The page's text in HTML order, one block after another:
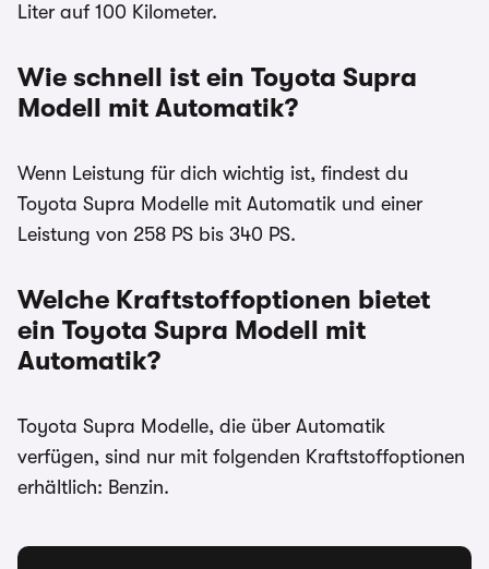
Liter auf 100 Kilometer.
Wie schnell ist ein Toyota Supra
Modell mit Automatik?
Wenn Leistung für dich wichtig ist, findest du
Toyota Supra Modelle mit Automatik und einer
Leistung von 258 PS bis 340 PS.
Welche Kraftstoffoptionen bietet
ein Toyota Supra Modell mit
Automatik?
Toyota Supra Modelle, die über Automatik
verfügen, sind nur mit folgenden Kraftstoffoptionen
erhältlich: Benzin.